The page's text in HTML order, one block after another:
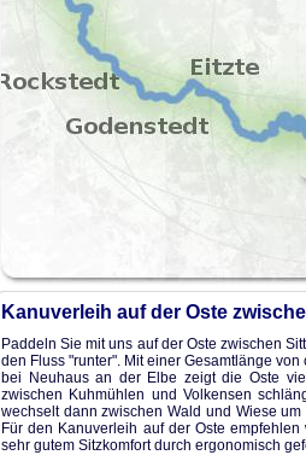
Kanuverleih auf der Oste
Paddeln Sie mit uns auf der Oste zwischen
den Fluss "runter". Mit einer Gesamtlänge
bei Neuhaus an der Elbe zeigt die Oste
zwischen Kuhmühlen und Volkensen
wechselt dann zwischen Wald und Wiese
Für den Kanuverleih auf der Oste
sehr gutem Sitzkomfort durch ergonomisch